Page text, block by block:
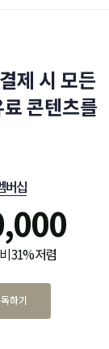
제 시 모든
콘텐츠를
버십
31% 저렴
하기